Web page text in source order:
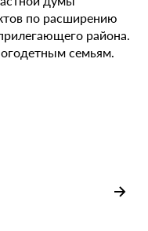
по расширению
района.
семьям.